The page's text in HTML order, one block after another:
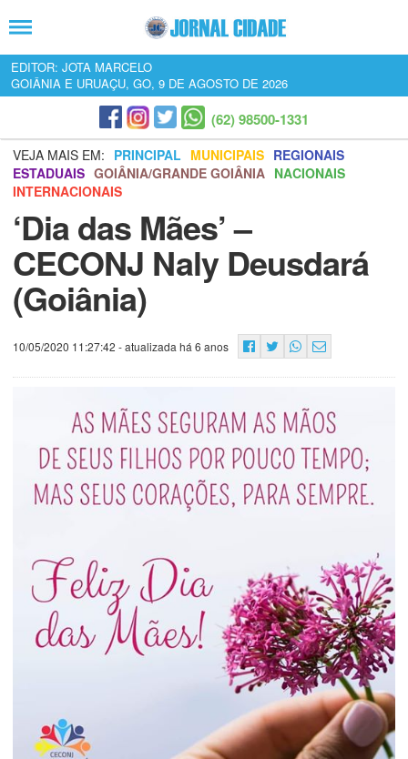
EDITOR: JOTA MARCELO
GOIÂNIA E URUAÇU, GO, 9 DE AGOSTO DE 2026
(62) 98500-1331
VEJA MAIS EM: PRINCIPAL MUNICIPAIS REGIONAIS
ESTADUAIS GOIÂNIA/GRANDE GOIÂNIA NACIONAIS
INTERNACIONAIS
‘Dia das Mães’ –
CECONJ Naly Deusdará
(Goiânia)
10/05/2020 11:27:42 - atualizada há 6 anos